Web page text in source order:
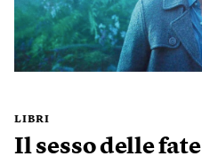
LIBRI
Il sesso delle fate